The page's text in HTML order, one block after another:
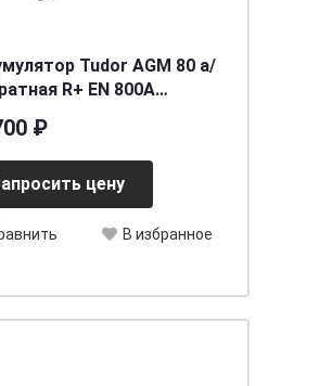
Tudor AGM 80 а/
R+ EN 800A
₽
цену
В избранное